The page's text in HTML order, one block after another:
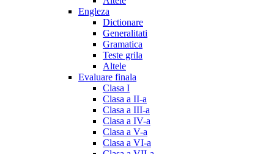
Engleza
Dictionare
Generalitati
Gramatica
Teste grila
Altele
Evaluare finala
Clasa I
Clasa a II-a
Clasa a III-a
Clasa a IV-a
Clasa a V-a
Clasa a VI-a